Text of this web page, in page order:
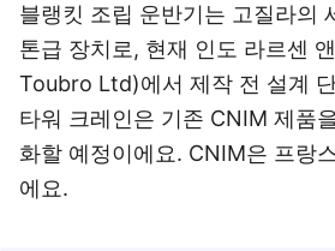
블랭킷 조립 운반기는 고질라의
톤급 장치로, 현재 인도 라르센
Toubro Ltd)에서 제작 전 설계
타워 크레인은 기존 CNIM 제품
화할 예정이에요. CNIM은 프랑
에요.